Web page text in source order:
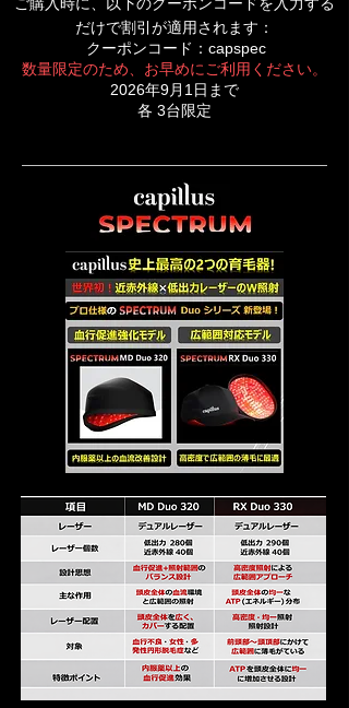
だけで割引が適用されます：
クーポンコード：capspec
数量限定のため、お早めにご利用ください。
​2026年9月1日まで
​各 3台限定